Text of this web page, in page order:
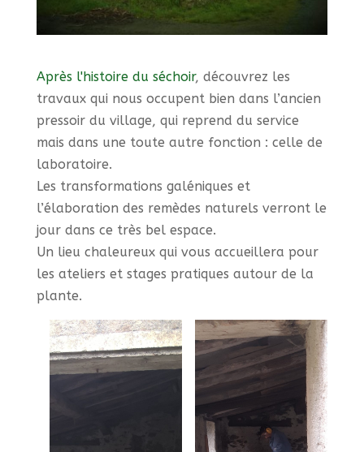
Après l'histoire du séchoir, découvrez les
travaux qui nous occupent bien dans l’ancien
pressoir du village, qui reprend du service
mais dans une toute autre fonction : celle de
laboratoire.
Les transformations galéniques et
l’élaboration des remèdes naturels verront le
jour dans ce très bel espace.
Un lieu chaleureux qui vous accueillera pour
les ateliers et stages pratiques autour de la
plante.